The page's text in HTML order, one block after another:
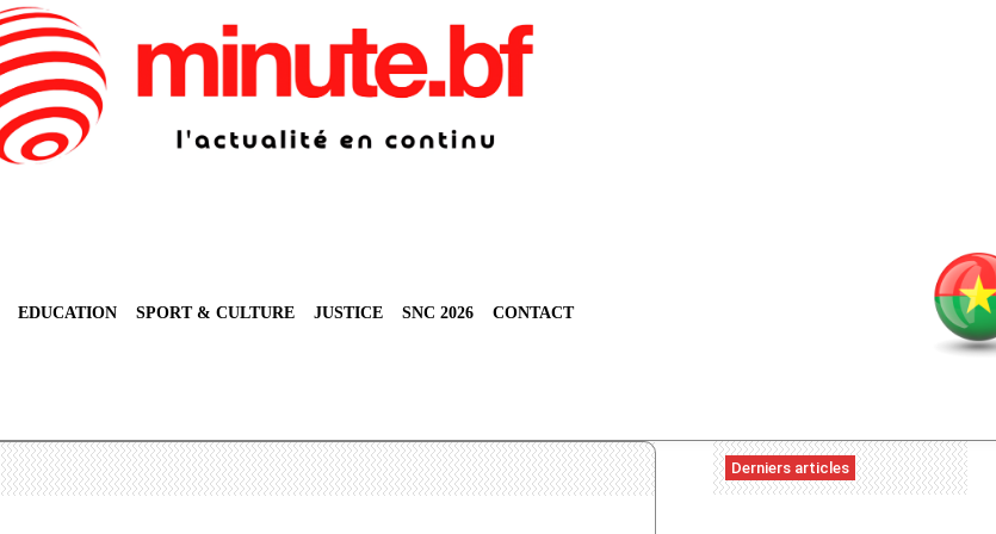
EDUCATION SPORT & CULTURE JUSTICE SNC 2026 CONTACT
Derniers articles